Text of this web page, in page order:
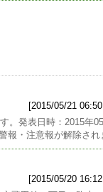
[2015/05/21
。発表日時：2015年
報・注意報が解除され
[2015/05/20